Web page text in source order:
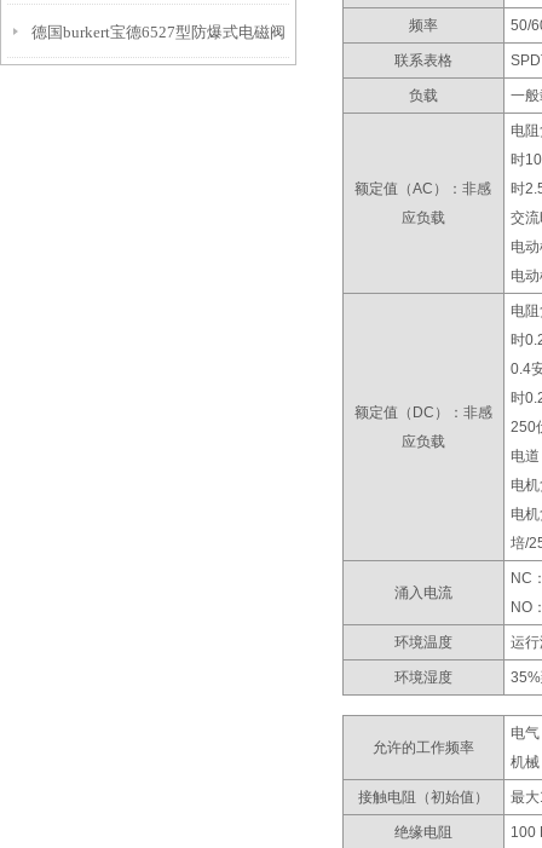
德国burkert宝德6527型防爆式电磁阀 频率 50/
联系表格
负载 一
额定值（AC）：非感
应负载
电
时
时
交
电
电
额定值（DC）：非感
应负载
电
时
0.4
时
250
电
电
电
培/
涌入电流
NC
NO
环境温度 运
环境湿度
允许的工作频率
电
机
接触电阻（初始值） 最
绝缘电阻 100